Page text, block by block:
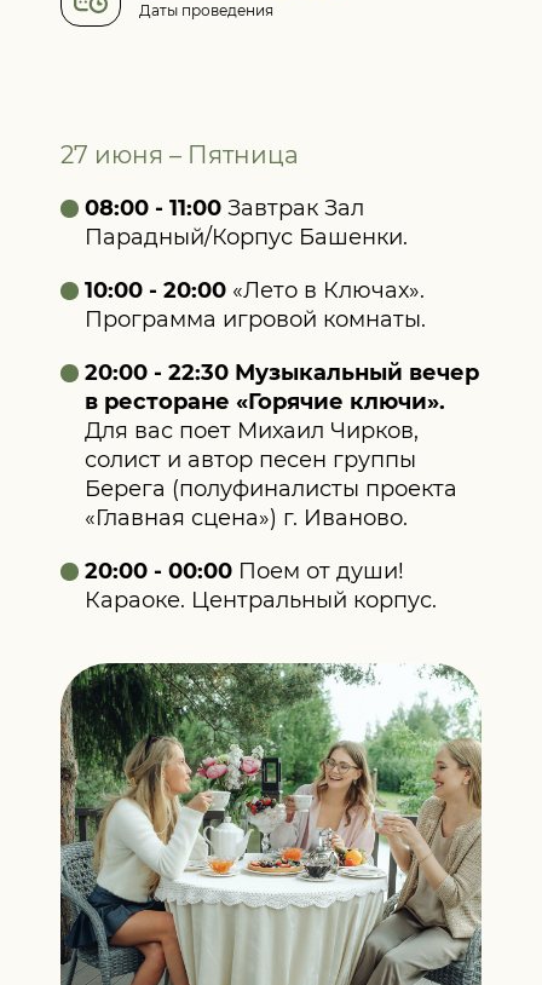
Даты проведения
27 июня – Пятница
08:00 - 11:00 Завтрак Зал
Парадный/Корпус Башенки.
10:00 - 20:00 «Лето в Ключах».
Программа игровой комнаты.
20:00 - 22:30 Музыкальный вечер
в ресторане «Горячие ключи».
Для вас поет Михаил Чирков,
солист и автор песен группы
Берега (полуфиналисты проекта
«Главная сцена») г. Иваново.
20:00 - 00:00 Поем от души!
Караоке. Центральный корпус.